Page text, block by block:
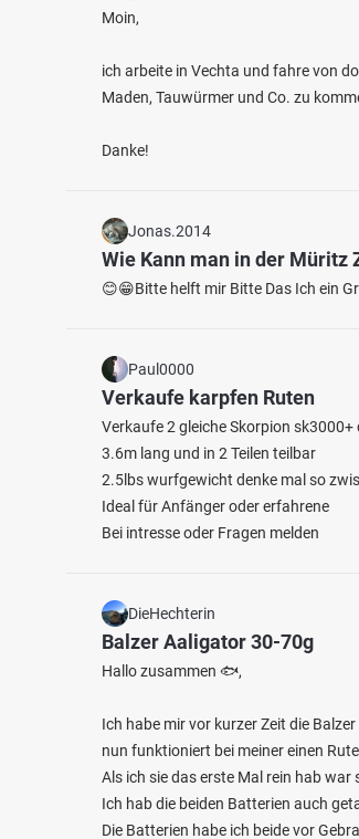
1033 170
Kieler Förde (auf See)
Meer in Deutschland
Moin,
ich arbeite in Vechta und fahre von
Maden, Tauwürmer und Co. zu
Danke!
Jonas.2014
Wie Kann man in der Müritz
😊😁Bitte helft mir Bitte Das Ich ein
Paul0000
Verkaufe karpfen Ruten
Verkaufe 2 gleiche Skorpion sk3000+
3.6m lang und in 2 Teilen teilbar
2.5lbs wurfgewicht denke mal so
Ideal für Anfänger oder erfahrene
Bei intresse oder Fragen melden
DieHechterin
Balzer Aaligator 30-70g
Hallo zusammen 🐟,
Ich habe mir vor kurzer Zeit die
nun funktioniert bei meiner einen
Als ich sie das erste Mal rein hab
Ich hab die beiden Batterien auch
Die Batterien habe ich beide vor